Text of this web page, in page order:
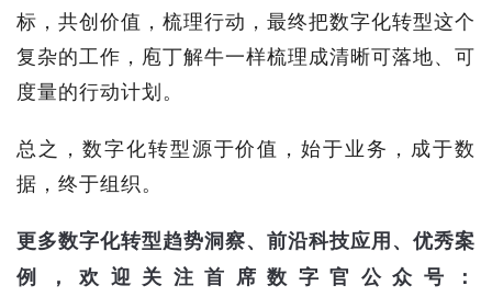
标，共创价值，梳理行动，最终把数字化转型这个
复杂的工作，庖丁解牛一样梳理成清晰可落地、可
度量的行动计划。
总之，数字化转型源于价值，始于业务，成于数
据，终于组织。
更多数字化转型趋势洞察、前沿科技应用、优秀案
例，欢迎关注首席数字官公众号：